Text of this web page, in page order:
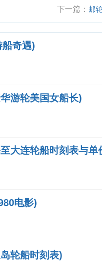
下一篇： 邮
奇遇)
游轮美国女船长)
大连轮船时刻表与单
电影)
轮船时刻表)